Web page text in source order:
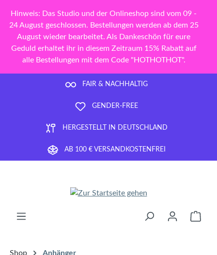
Zum Hauptinhalt springen
Hinweis: Das Studio und der Onlineshop sind vom 09 -
24 August geschlossen. Bestellungen werden ab dem 25
August wieder bearbeitet. Als Dankeschön für eure
Geduld erhaltet ihr in diesem Zeitraum 15% Rabatt auf
alle Bestellungen mit dem Code "HOTHOTHOT".
FAIR & NACHHALTIG
GENDER-FREE
HERGESTELLT IN DEUTSCHLAND
AB 100 € VERSANDKOSTENFREI
Shop Anhänger